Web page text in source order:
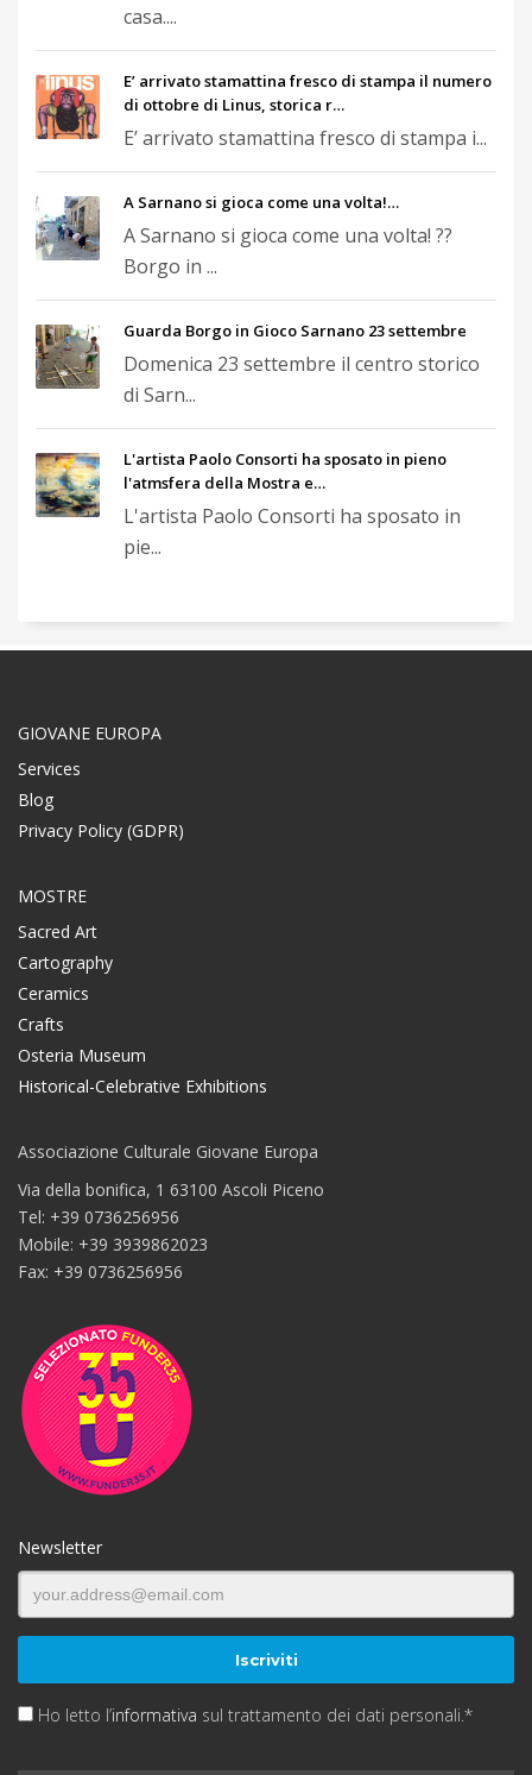
casa....
E’ arrivato stamattina fresco di stampa il numero
di ottobre di Linus, storica r…
E’ arrivato stamattina fresco di stampa i...
A Sarnano si gioca come una volta!…
A Sarnano si gioca come una volta! ??
Borgo in ...
Guarda Borgo in Gioco Sarnano 23 settembre
Domenica 23 settembre il centro storico
di Sarn...
L'artista Paolo Consorti ha sposato in pieno
l'atmsfera della Mostra e…
L'artista Paolo Consorti ha sposato in
pie...
GIOVANE EUROPA
Services
Blog
Privacy Policy (GDPR)
MOSTRE
Sacred Art
Cartography
Ceramics
Crafts
Osteria Museum
Historical-Celebrative Exhibitions
Associazione Culturale Giovane Europa
Via della bonifica, 1 63100 Ascoli Piceno
Tel: +39 0736256956
Mobile: +39 3939862023
Fax: +39 0736256956
Newsletter
Ho letto l’informativa sul trattamento dei dati personali.*